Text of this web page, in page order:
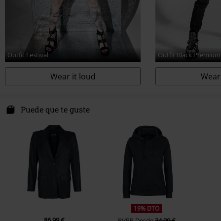
Outfit Festival
Wear it loud
Outfit Black Premium
Puede que te guste
19% DTO